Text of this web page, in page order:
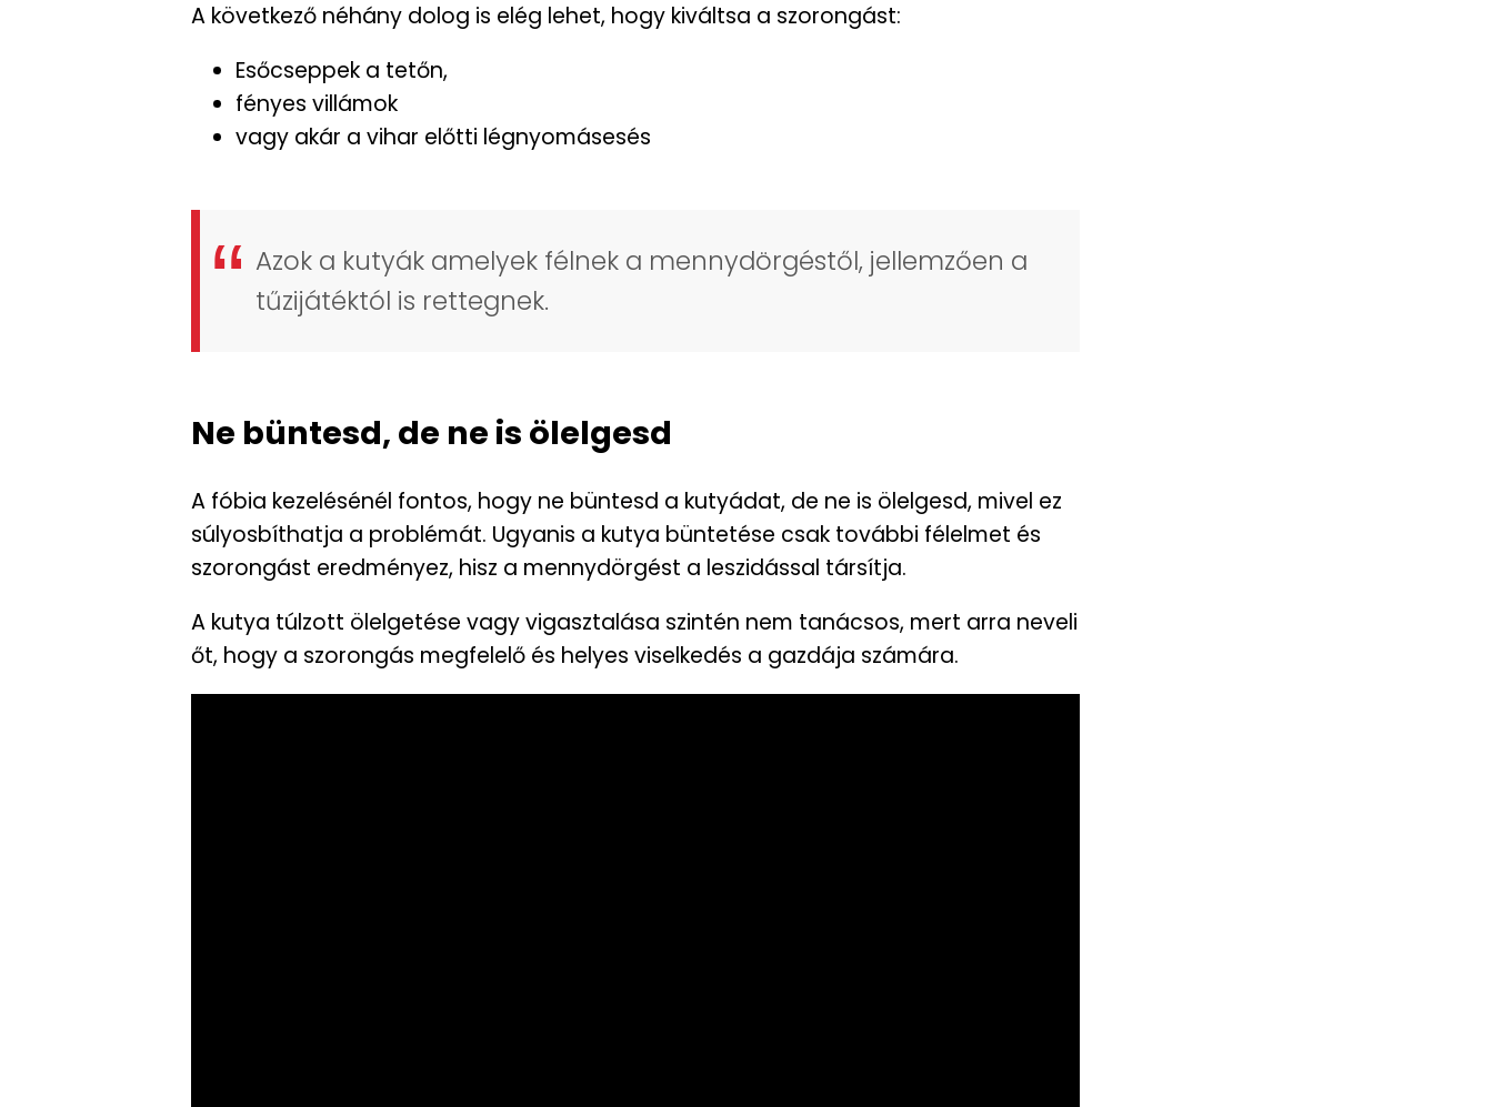
A következő néhány dolog is elég lehet, hogy kiváltsa a szorongást:
Esőcseppek a tetőn,
fényes villámok
vagy akár a vihar előtti légnyomásesés
Azok a kutyák amelyek félnek a mennydörgéstől, jellemzően a
tűzijátéktól is rettegnek.
Ne büntesd, de ne is ölelgesd
A fóbia kezelésénél fontos, hogy ne büntesd a kutyádat, de ne is ölelgesd, mivel ez
súlyosbíthatja a problémát. Ugyanis a kutya büntetése csak további félelmet és
szorongást eredményez, hisz a mennydörgést a leszidással társítja.
A kutya túlzott ölelgetése vagy vigasztalása szintén nem tanácsos, mert arra neveli
őt, hogy a szorongás megfelelő és helyes viselkedés a gazdája számára.